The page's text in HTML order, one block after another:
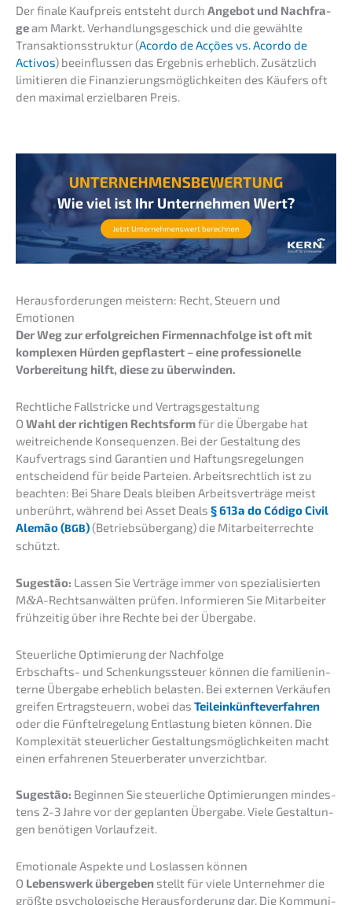
Der finale Kaufpreis entsteht durch Angebot und Nachfra­
geam Markt. Verhand­lungs­ge­schick und die gewähl­te
Trans­ak­ti­ons­struk­tur (Acordo de Acções vs. Acordo de
Activos) beein­flus­sen das Ergeb­nis erheb­lich. Zusätz­lich
limitie­ren die Finan­zie­rungs­mög­lich­kei­ten des Käufers oft
den maximal erziel­ba­ren Preis.
Heraus­for­de­run­gen meistern: Recht, Steuern und
Emotionen
Der Weg zur erfolg­rei­chen Firmen­nach­fol­ge ist oft mit
komple­xen Hürden gepflas­tert – eine profes­sio­nel­le
Vorbe­rei­tung hilft, diese zu überwinden.
Recht­li­che Fallstri­cke und Vertragsgestaltung
O Wahl der richti­gen Rechts­formfür die Überga­be hat
weitrei­chen­de Konse­quen­zen. Bei der Gestal­tung des
Kaufver­trags sind Garan­tien und Haftungs­re­ge­lun­gen
entschei­dend für beide Partei­en. Arbeits­recht­lich ist zu
beach­ten: Bei Share Deals bleiben Arbeits­ver­trä­ge meist
unberührt, während bei Asset Deals § 613a do Código Civil
Alemão (BGB) (Betriebs­über­gang) die Mitar­bei­ter­rech­te
schützt.
Sugestão: Lassen Sie Verträ­ge immer von spezia­li­sier­ten
M&A-Rechtsanwälten prüfen. Infor­mie­ren Sie Mitar­bei­ter
frühzei­tig über ihre Rechte bei der Übergabe.
Steuer­li­che Optimie­rung der Nachfolge
Erbschafts- und Schen­kungs­steu­er können die famili­en­in­
ter­ne Überga­be erheb­lich belas­ten. Bei exter­nen Verkäu­fen
greifen Ertrag­steu­ern, wobei das Teilein­künf­te­ver­fah­ren
oder die Fünftel­re­ge­lung Entlas­tung bieten können. Die
Komple­xi­tät steuer­li­cher Gestal­tungs­mög­lich­kei­ten macht
einen erfah­re­nen Steuer­be­ra­ter unverzichtbar.
Sugestão: Begin­nen Sie steuer­li­che Optimie­run­gen mindes­
tens 2-3 Jahre vor der geplan­ten Überga­be. Viele Gestal­tun­
gen benöti­gen Vorlaufzeit.
Emotio­na­le Aspek­te und Loslas­sen können
O Lebens­werk überge­ben stellt für viele Unter­neh­mer die
größte psycho­lo­gi­sche Heraus­for­de­rung dar. Die Kommu­ni­